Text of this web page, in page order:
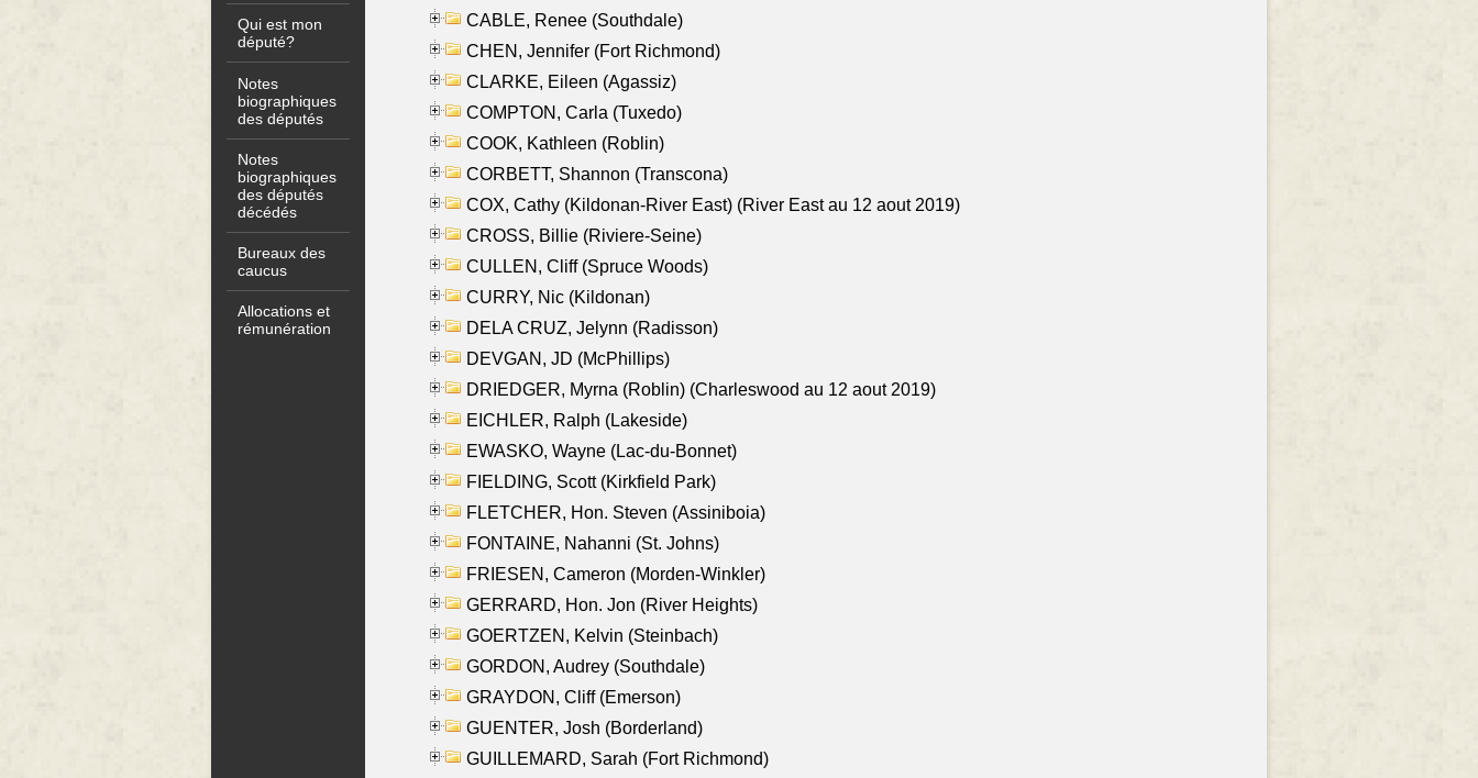
Qui est mon
député?
Notes
biographiques
des députés
Notes
biographiques
des députés
décédés
Bureaux des
caucus
Allocations et
rémunération
CABLE, Renee (Southdale)
CHEN, Jennifer (Fort Richmond)
CLARKE, Eileen (Agassiz)
COMPTON, Carla (Tuxedo)
COOK, Kathleen (Roblin)
CORBETT, Shannon (Transcona)
COX, Cathy (Kildonan-River East) (River East au 12 aout 2019)
CROSS, Billie (Riviere-Seine)
CULLEN, Cliff (Spruce Woods)
CURRY, Nic (Kildonan)
DELA CRUZ, Jelynn (Radisson)
DEVGAN, JD (McPhillips)
DRIEDGER, Myrna (Roblin) (Charleswood au 12 aout 2019)
EICHLER, Ralph (Lakeside)
EWASKO, Wayne (Lac-du-Bonnet)
FIELDING, Scott (Kirkfield Park)
FLETCHER, Hon. Steven (Assiniboia)
FONTAINE, Nahanni (St. Johns)
FRIESEN, Cameron (Morden-Winkler)
GERRARD, Hon. Jon (River Heights)
GOERTZEN, Kelvin (Steinbach)
GORDON, Audrey (Southdale)
GRAYDON, Cliff (Emerson)
GUENTER, Josh (Borderland)
GUILLEMARD, Sarah (Fort Richmond)